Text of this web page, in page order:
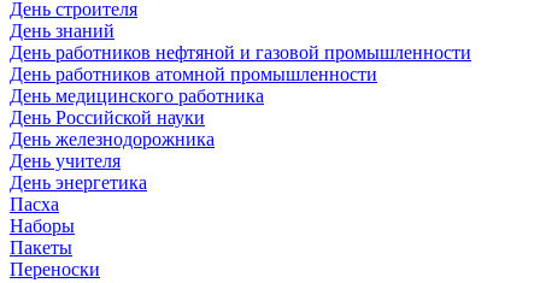
День строителя
День знаний
День работников нефтяной и газовой промышленности
День работников атомной промышленности
День медицинского работника
День Российской науки
День железнодорожника
День учителя
День энергетика
Пасха
Наборы
Пакеты
Переноски